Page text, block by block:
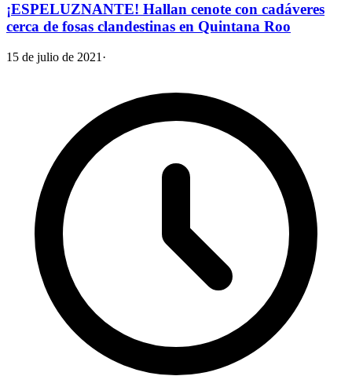
¡ESPELUZNANTE! Hallan cenote con cadáveres
cerca de fosas clandestinas en Quintana Roo
15 de julio de 2021 ·